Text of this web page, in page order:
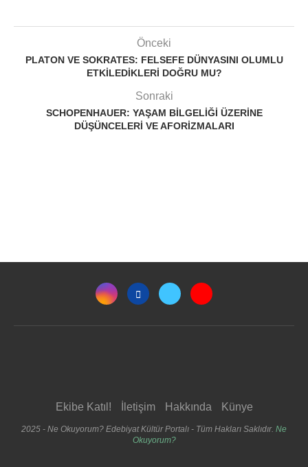
Önceki
PLATON VE SOKRATES: FELSEFE DÜNYASINI OLUMLU
ETKILEDIKLERI DOĞRU MU?
Sonraki
SCHOPENHAUER: YAŞAM BILGELIĞI ÜZERINE
DÜŞÜNCELERI VE AFORIZMALARI
Ekibe Katıl! İletişim Hakkında Künye
2025 - Ne Okuyorum? Edebiyat Kültür Portalı - Tüm Hakları Saklıdır. Ne
Okuyorum?